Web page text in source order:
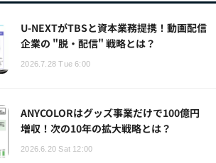
U-NEXTがTBSと資本業務提携！動画配信
企業の "脱・配信" 戦略とは？
2026.7.28 Tue 6:00
ANYCOLORはグッズ事業だけで100億円
増収！次の10年の拡大戦略とは？
2026.6.20 Sat 12:00